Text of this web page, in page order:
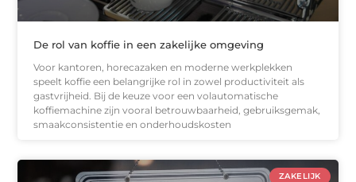
De rol van koffie in een zakelijke omgeving
Voor kantoren, horecazaken en moderne werkplekken
speelt koffie een belangrijke rol in zowel productiviteit als
gastvrijheid. Bij de keuze voor een volautomatische
koffiemachine zijn vooral betrouwbaarheid, gebruiksgemak,
smaakconsistentie en onderhoudskosten
ZAKELIJK